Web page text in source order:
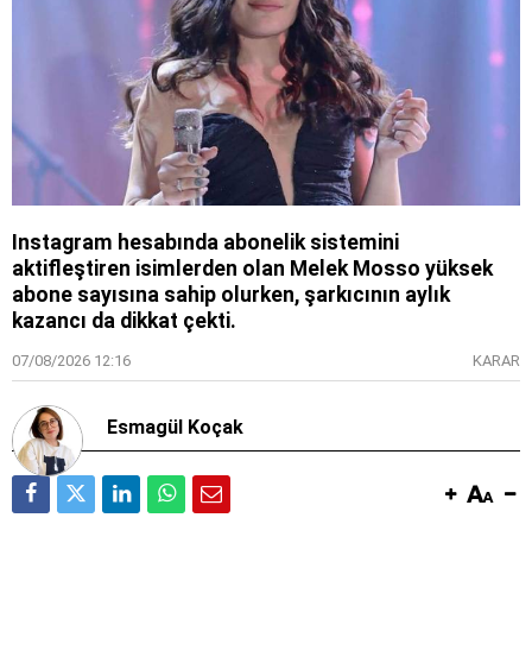
Instagram hesabında abonelik sistemini
aktifleştiren isimlerden olan Melek Mosso yüksek
abone sayısına sahip olurken, şarkıcının aylık
kazancı da dikkat çekti.
07/08/2026 12:16 KARAR
Esmagül Koçak